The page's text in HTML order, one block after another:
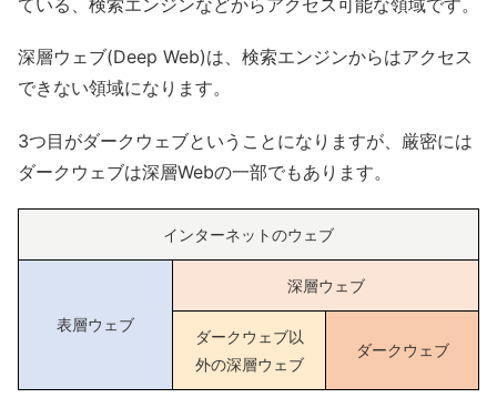
ている、検索エンジンなどからアクセス可能な領域です。
深層ウェブ(Deep Web)は、検索エンジンからはアクセス
できない領域になります。
3つ目がダークウェブということになりますが、厳密には
ダークウェブは深層Webの一部でもあります。
インターネットのウェブ
表層ウェブ
深層ウェブ
ダークウェブ以
外の深層ウェブ
ダークウェブ